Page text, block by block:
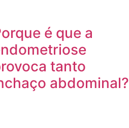
é que a
tanto
abdominal?